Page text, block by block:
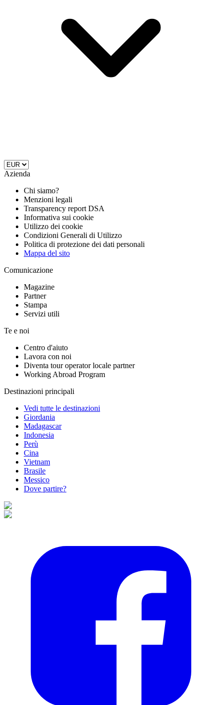
Azienda
Chi siamo?
Menzioni legali
Transparency report DSA
Informativa sui cookie
Utilizzo dei cookie
Condizioni Generali di Utilizzo
Politica di protezione dei dati personali
Mappa del sito
Comunicazione
Magazine
Partner
Stampa
Servizi utili
Te e noi
Centro d'aiuto
Lavora con noi
Diventa tour operator locale partner
Working Abroad Program
Destinazioni principali
Vedi tutte le destinazioni
Giordania
Madagascar
Indonesia
Perù
Cina
Vietnam
Brasile
Messico
Dove partire?